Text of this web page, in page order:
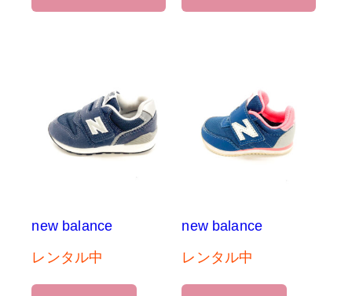
new balance
レンタル中
new balance
レンタル中